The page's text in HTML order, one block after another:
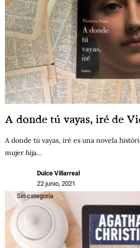
A donde tú vayas, iré de
A donde tú vayas, iré es una novela
mujer hija…
Dulce Villarreal
22 junio, 2021
Sin categoría